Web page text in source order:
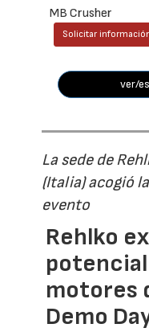
MB Crusher
Solicitar
ver/
La sede de
(Italia) acogió
evento
Rehlko
potencial
motores
Demo